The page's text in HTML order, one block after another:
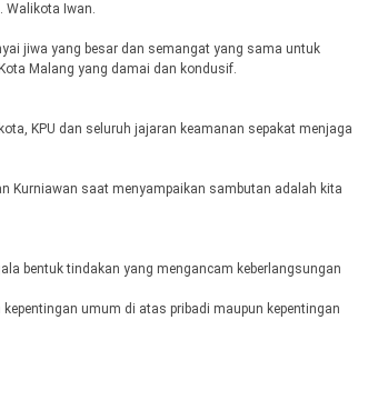
Walikota Iwan.
jiwa yang besar dan semangat yang sama untuk
Malang yang damai dan kondusif.
KPU dan seluruh jajaran keamanan sepakat menjaga
Kurniawan saat menyampaikan sambutan adalah kita
bentuk tindakan yang mengancam keberlangsungan
umum di atas pribadi maupun kepentingan